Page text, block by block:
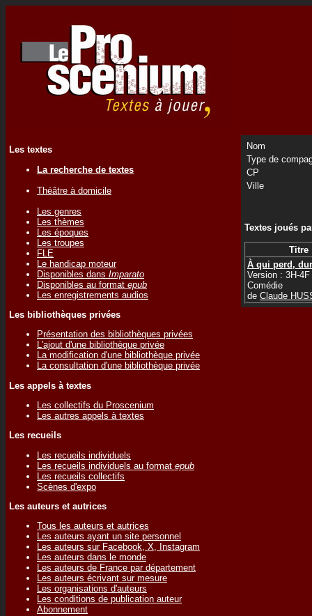
Les textes
La recherche de textes
Théâtre à domicile
Les genres
Les thèmes
Les époques
Les troupes
FLE
Le handicap moteur
Disponibles dans Imparato
Disponibles au format epub
Les enregistrements audios
Les bibliothèques privées
Présentation des bibliothèques privées
L'ajout d'une bibliothèque privée
La modification d'une bibliothèque privée
La consultation d'une bibliothèque privée
Les appels à textes
Les collectifs du Proscenium
Les autres appels à textes
Les recueils
Les recueils individuels
Les recueils individuels au format epub
Les recueils collectifs
Scènes d'expo
Les auteurs et autrices
Tous les auteurs et autrices
Les auteurs ayant un site personnel
Les auteurs sur Facebook, X, Instagram
Les auteurs dans le monde
Les auteurs de France par département
Les auteurs écrivant sur mesure
Les organisations d'auteurs
Les conditions de publication auteur
Abonnement
Nom
Type de
CP
Ville
Textes joués
Titre
À qui perd,
Version : 3H-4F
Comédie
de Claude